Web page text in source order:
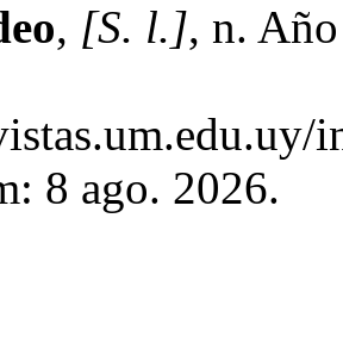
, [S. l.], n.
8 ago. 2026.